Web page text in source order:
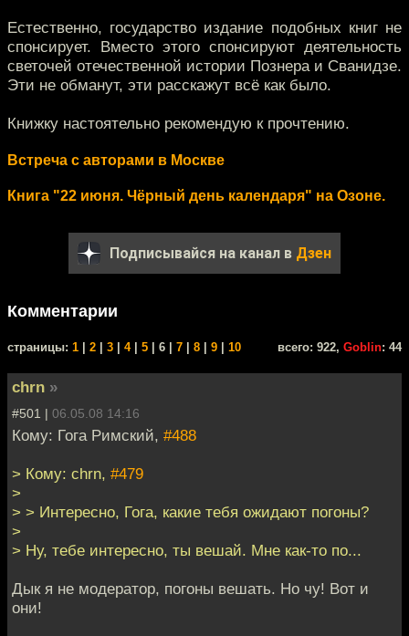
Естественно, государство издание подобных книг не
спонсирует. Вместо этого спонсируют деятельность
светочей отечественной истории Познера и Сванидзе.
Эти не обманут, эти расскажут всё как было.
Книжку настоятельно рекомендую к прочтению.
Встреча с авторами в Москве
Книга "22 июня. Чёрный день календаря" на Озоне.
Подписывайся на канал в Дзен
Комментарии
cтраницы: 1 2 3 4| 5 | 6 | 7 8 9 10 всего: 922, Goblin: 44
chrn »
#501 | 06.05.08 14:16
Кому: Гога Римский, #488
> Кому: chrn, #479
>
> > Интересно, Гога, какие тебя ожидают погоны?
>
> Ну, тебе интересно, ты вешай. Мне как-то по...
Дык я не модератор, погоны вешать. Но чу! Вот и
они!